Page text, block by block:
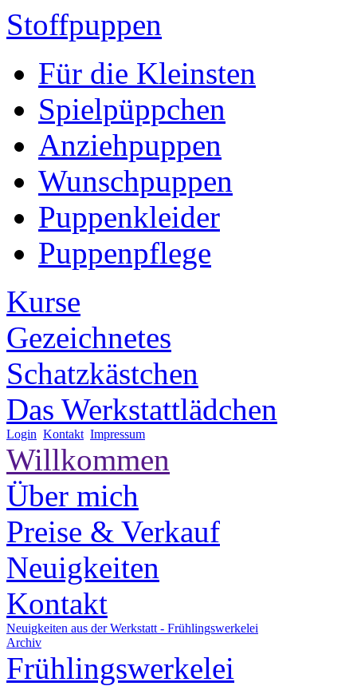
Stoffpuppen
Für die Kleinsten
Spielpüppchen
Anziehpuppen
Wunschpuppen
Puppenkleider
Puppenpflege
Kurse
Gezeichnetes
Schatzkästchen
Das Werkstattlädchen
Login Kontakt Impressum
Willkommen
Über mich
Preise & Verkauf
Neuigkeiten
Kontakt
Neuigkeiten aus der Werkstatt - Frühlingswerkelei
Archiv
Frühlingswerkelei